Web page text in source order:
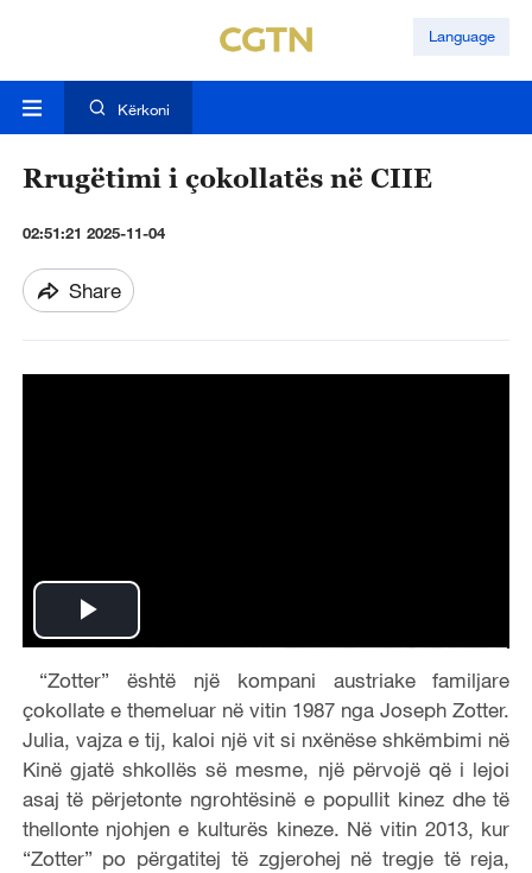
Language
Kërkoni
Rrugëtimi i çokollatës në CIIE
02:51:21 2025-11-04
Share
P
l
a
y
V
“Zotter” është një kompani austriake familjare
çokollate e themeluar në vitin 1987 nga Joseph Zotter.
Julia, vajza e tij, kaloi një vit si nxënëse shkëmbimi në
Kinë gjatë shkollës së mesme, një përvojë që i lejoi
asaj të përjetonte ngrohtësinë e popullit kinez dhe të
thellonte njohjen e kulturës kineze. Në vitin 2013, kur
“Zotter” po përgatitej të zgjerohej në tregje të reja,